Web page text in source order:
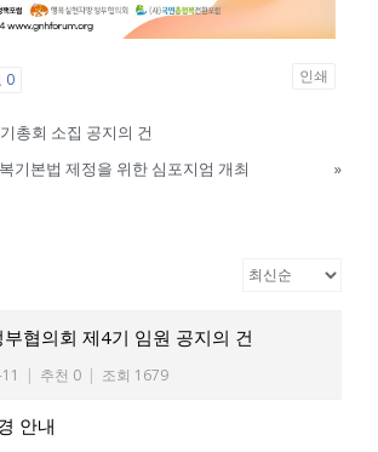
0 인쇄
총회 소집 공지의 건
기본법 제정을 위한 심포지엄 개최
»
협의회 제4기 임원 공지의 건
| 추천 0 | 조회 1679
안내